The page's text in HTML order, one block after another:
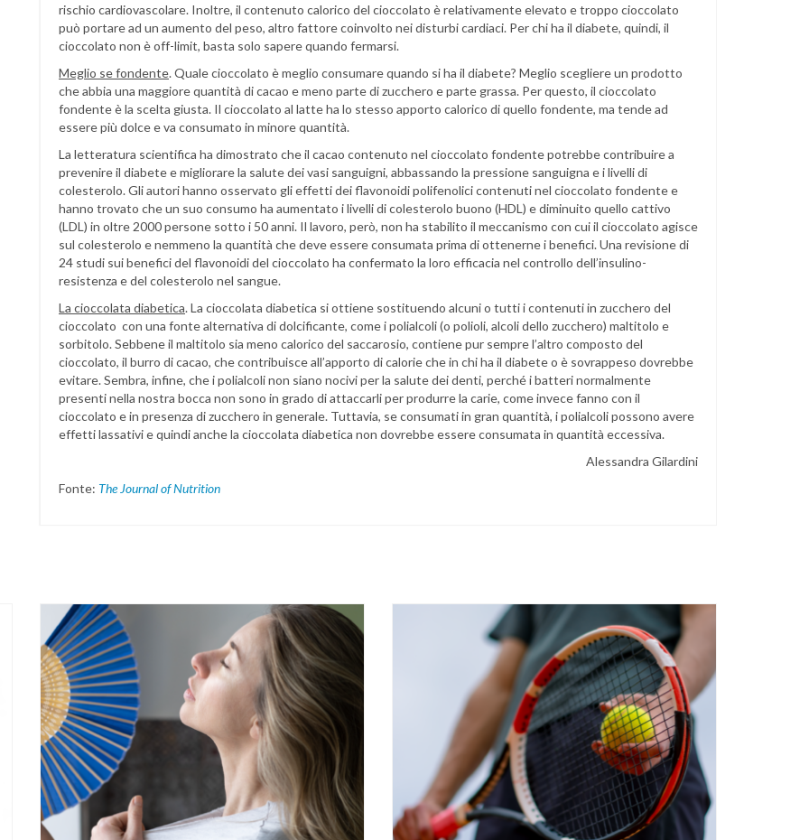
rischio cardiovascolare. Inoltre, il contenuto calorico del cioccolato è relativamente elevato e troppo cioccolato
può portare ad un aumento del peso, altro fattore coinvolto nei disturbi cardiaci. Per chi ha il diabete, quindi, il
cioccolato non è off-limit, basta solo sapere quando fermarsi.
Meglio se fondente. Quale cioccolato è meglio consumare quando si ha il diabete? Meglio scegliere un prodotto
che abbia una maggiore quantità di cacao e meno parte di zucchero e parte grassa. Per questo, il cioccolato
fondente è la scelta giusta. Il cioccolato al latte ha lo stesso apporto calorico di quello fondente, ma tende ad
essere più dolce e va consumato in minore quantità.
La letteratura scientifica ha dimostrato che il cacao contenuto nel cioccolato fondente potrebbe contribuire a
prevenire il diabete e migliorare la salute dei vasi sanguigni, abbassando la pressione sanguigna e i livelli di
colesterolo. Gli autori hanno osservato gli effetti dei flavonoidi polifenolici contenuti nel cioccolato fondente e
hanno trovato che un suo consumo ha aumentato i livelli di colesterolo buono (HDL) e diminuito quello cattivo
(LDL) in oltre 2000 persone sotto i 50 anni. Il lavoro, però, non ha stabilito il meccanismo con cui il cioccolato agisce
sul colesterolo e nemmeno la quantità che deve essere consumata prima di ottenerne i benefici. Una revisione di
24 studi sui benefici del flavonoidi del cioccolato ha confermato la loro efficacia nel controllo dell’insulino-
resistenza e del colesterolo nel sangue.
La cioccolata diabetica. La cioccolata diabetica si ottiene sostituendo alcuni o tutti i contenuti in zucchero del
cioccolato con una fonte alternativa di dolcificante, come i polialcoli (o polioli, alcoli dello zucchero) maltitolo e
sorbitolo. Sebbene il maltitolo sia meno calorico del saccarosio, contiene pur sempre l’altro composto del
cioccolato, il burro di cacao, che contribuisce all’apporto di calorie che in chi ha il diabete o è sovrappeso dovrebbe
evitare. Sembra, infine, che i polialcoli non siano nocivi per la salute dei denti, perché i batteri normalmente
presenti nella nostra bocca non sono in grado di attaccarli per produrre la carie, come invece fanno con il
cioccolato e in presenza di zucchero in generale. Tuttavia, se consumati in gran quantità, i polialcoli possono avere
effetti lassativi e quindi anche la cioccolata diabetica non dovrebbe essere consumata in quantità eccessiva.
Alessandra Gilardini
Fonte: The Journal of Nutrition